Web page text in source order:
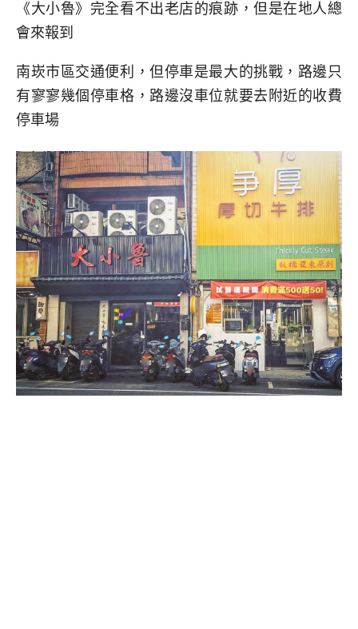
《大小魯》完全看不出老店的痕跡，但是在地人總
會來報到
南崁市區交通便利，但停車是最大的挑戰，路邊只
有寥寥幾個停車格，路邊沒車位就要去附近的收費
停車場